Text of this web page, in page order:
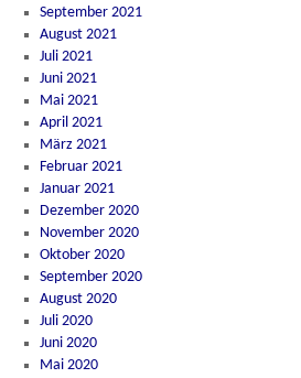
September 2021
August 2021
Juli 2021
Juni 2021
Mai 2021
April 2021
März 2021
Februar 2021
Januar 2021
Dezember 2020
November 2020
Oktober 2020
September 2020
August 2020
Juli 2020
Juni 2020
Mai 2020